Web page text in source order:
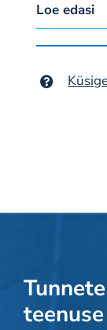
Loe edasi